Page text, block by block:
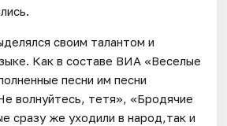
своим талантом и
Как в составе ВИА «Веселые
песни им песни
волнуйтесь, тетя», «Бродячие
сразу же уходили в народ,так и